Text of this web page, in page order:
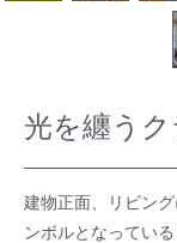
光を纏う
建物正面、リビン
ンボルとなってい